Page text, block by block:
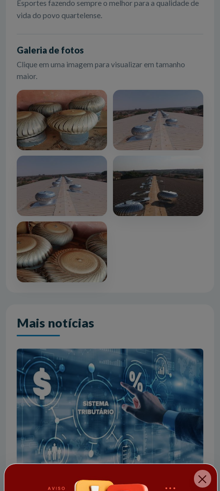
Esportes fazendo sempre o melhor para a qualidade de
vida do povo quartelense.
Galeria de fotos
Clique em uma imagem para visualizar em tamanho
maior.
Mais notícias